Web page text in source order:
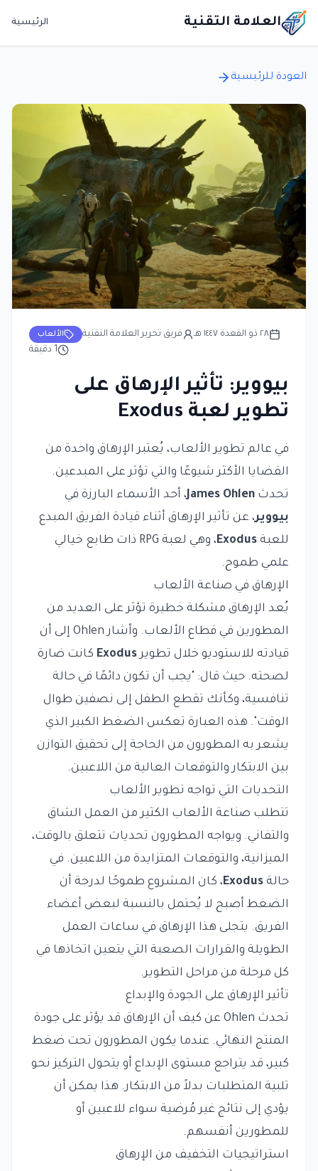
العلامة التقنية الرئيسية
العودة للرئيسية
الألعاب فريق تحرير العلامة التقنية
٢٨ ذو القعدة ١٤٤٧ هـ
1 دقيقة
بيووير: تأثير الإرهاق على
تطوير لعبة Exodus
في عالم تطوير الألعاب، يُعتبر الإرهاق واحدة من
القضايا الأكثر شيوعًا والتي تؤثر على المبدعين.
تحدث James Ohlen، أحد الأسماء البارزة في
بيووير، عن تأثير الإرهاق أثناء قيادة الفريق المبدع
للعبة Exodus
، وهي لعبة RPG ذات طابع خيالي
علمي طموح.
الإرهاق في صناعة الألعاب
يُعد الإرهاق مشكلة خطيرة تؤثر على العديد من
المطورين في قطاع الألعاب. وأشار Ohlen إلى أن
قيادته للاستوديو خلال تطويرExodus كانت ضارة
لصحته. حيث قال: "يجب أن تكون دائمًا في حالة
تنافسية، وكأنك تقطع الطفل إلى نصفين طوال
الوقت". هذه العبارة تعكس الضغط الكبير الذي
يشعر به المطورون من الحاجة إلى تحقيق التوازن
بين الابتكار والتوقعات العالية من اللاعبين.
التحديات التي تواجه تطوير الألعاب
تتطلب صناعة الألعاب الكثير من العمل الشاق
والتفاني. ويواجه المطورون تحديات تتعلق بالوقت،
الميزانية، والتوقعات المتزايدة من اللاعبين. في
حالة Exodus، كان المشروع طموحًا لدرجة أن
الضغط أصبح لا يُحتمل بالنسبة لبعض أعضاء
الفريق. يتجلى هذا الإرهاق في ساعات العمل
الطويلة والقرارات الصعبة التي يتعين اتخاذها في
كل مرحلة من مراحل التطوير.
تأثير الإرهاق على الجودة والإبداع
تحدث Ohlen عن كيف أن الإرهاق قد يؤثر على جودة
المنتج النهائي. عندما يكون المطورون تحت ضغط
كبير، قد يتراجع مستوى الإبداع أو يتحول التركيز نحو
تلبية المتطلبات بدلاً من الابتكار. هذا يمكن أن
يؤدي إلى نتائج غير مُرضية سواء للاعبين أو
للمطورين أنفسهم.
استراتيجيات التخفيف من الإرهاق